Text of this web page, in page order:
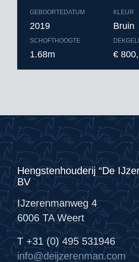
GEBOORTEDATUM
2019
SCHOFTHOOGTE
1.68m
KLEUR
Bruin
€
Hengstenhouderij “De
BV
IJzerenmanweg 4
6006 TA Weert
T +31 (0) 495 531946
info@deijzerenman.com